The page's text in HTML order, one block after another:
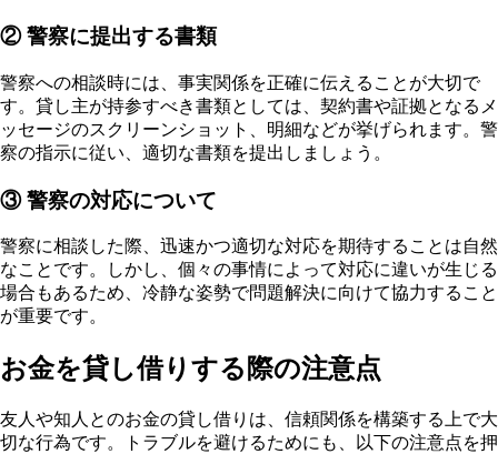
② 警察に提出する書類
警察への相談時には、事実関係を正確に伝えることが大切で
す。貸し主が持参すべき書類としては、契約書や証拠となるメ
ッセージのスクリーンショット、明細などが挙げられます。警
察の指示に従い、適切な書類を提出しましょう。
③ 警察の対応について
警察に相談した際、迅速かつ適切な対応を期待することは自然
なことです。しかし、個々の事情によって対応に違いが生じる
場合もあるため、冷静な姿勢で問題解決に向けて協力すること
が重要です。
お金を貸し借りする際の注意点
友人や知人とのお金の貸し借りは、信頼関係を構築する上で大
切な行為です。トラブルを避けるためにも、以下の注意点を押